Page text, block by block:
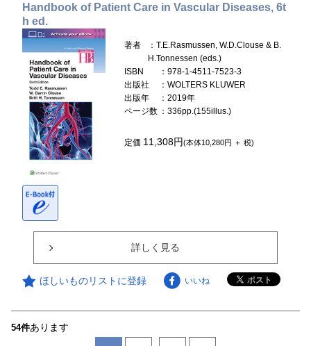
Handbook of Patient Care in Vascular Diseases, 6t
h ed.
著者
：T.E.Rasmussen, W.D.Clouse & B.
H.Tonnessen (eds.)
ISBN
：978-1-4511-7523-3
出版社
：WOLTERS KLUWER
出版年
：2019年
ページ数 ：336pp.(155illus.)
定価 11,308円(本体10,280円 ＋ 税)
詳しく見る
ほしいものリストに登録 いいね
54件あります